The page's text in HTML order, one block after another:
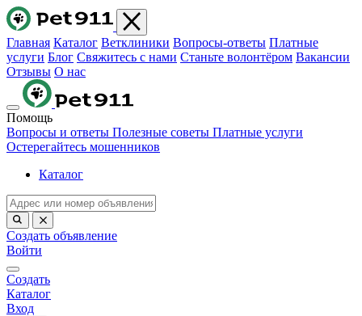
Главная Каталог Ветклиники Вопросы-ответы Платные
услуги Блог Свяжитесь с нами Станьте волонтёром Вакансии
Отзывы О нас
Помощь
Вопросы и ответы Полезные советы Платные услуги
Остерегайтесь мошенников
Каталог
Создать объявление
Войти
Создать
Каталог
Вход